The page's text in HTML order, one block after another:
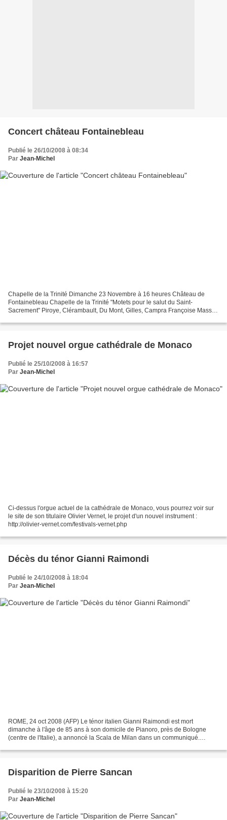
Concert château Fontainebleau
Publié le 26/10/2008 à 08:34
Par Jean-Michel
Chapelle de la Trinité Dimanche 23 Novembre à 16 heures Château de
Fontainebleau Chapelle de la Trinité "Motets pour le salut du Saint-
Sacrement" Piroye, Clérambault, Du Mont, Gilles, Campra Françoise Masset
Projet nouvel orgue cathédrale de Monaco
Publié le 25/10/2008 à 16:57
Par Jean-Michel
Ci-dessus l'orgue actuel de la cathédrale de Monaco, vous pourrez voir sur
le site de son titulaire Olivier Vernet, le projet d'un nouvel instrument :
http://olivier-vernet.com/festivals-vernet.php
Décès du ténor Gianni Raimondi
Publié le 24/10/2008 à 18:04
Par Jean-Michel
ROME, 24 oct 2008 (AFP) Le ténor italien Gianni Raimondi est mort
dimanche à l'âge de 85 ans à son domicile de Pianoro, près de Bologne
(centre de l'Italie), a annoncé la Scala de Milan dans un communiqué.
Disparition de Pierre Sancan
Publié le 23/10/2008 à 15:20
Par Jean-Michel